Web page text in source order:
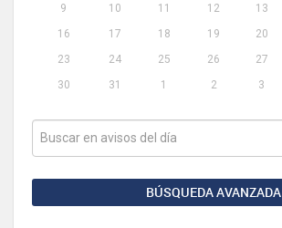
9
10 11 12 13
16
17 18 19 20
23
24 25 26 27
30
31 1 2 3
BÚSQUEDA AVANZADA